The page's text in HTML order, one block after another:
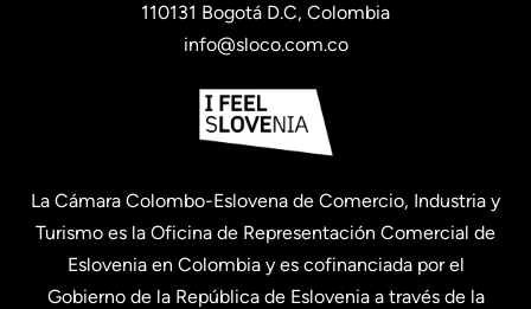
110131 Bogotá D.C, Colombia
info@sloco.com.co
La Cámara Colombo-Eslovena de Comercio, Industria y
Turismo es la Oficina de Representación Comercial de
Eslovenia en Colombia y es cofinanciada por el
Gobierno de la República de Eslovenia a través de la